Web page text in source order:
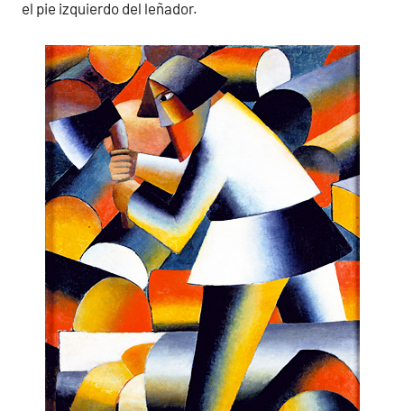
el pie izquierdo del leñador.